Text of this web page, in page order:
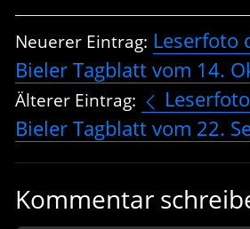
Neuerer Eintrag: Leserfoto
Bieler Tagblatt vom 14.
Älterer Eintrag:
Bieler Tagblatt vom 22.
Kommentar